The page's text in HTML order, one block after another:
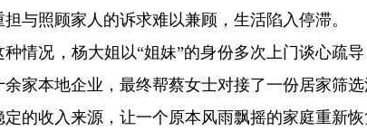
与照顾家人的诉求难以兼顾，生活陷入停滞。
种情况，杨大姐以“姐妹”的身份多次上门谈心疏
余家本地企业，最终帮蔡女士对接了一份居家筛选
定的收入来源，让一个原本风雨飘摇的家庭重新恢